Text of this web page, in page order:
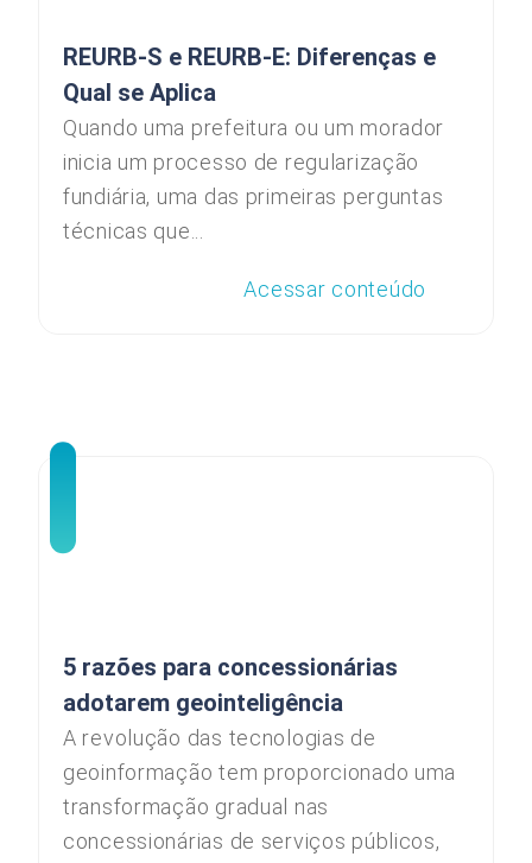
REURB-S e REURB-E: Diferenças e
Qual se Aplica
Quando uma prefeitura ou um morador
inicia um processo de regularização
fundiária, uma das primeiras perguntas
técnicas que...
Acessar conteúdo
5 razões para concessionárias
adotarem geointeligência
A revolução das tecnologias de
geoinformação tem proporcionado uma
transformação gradual nas
concessionárias de serviços públicos,